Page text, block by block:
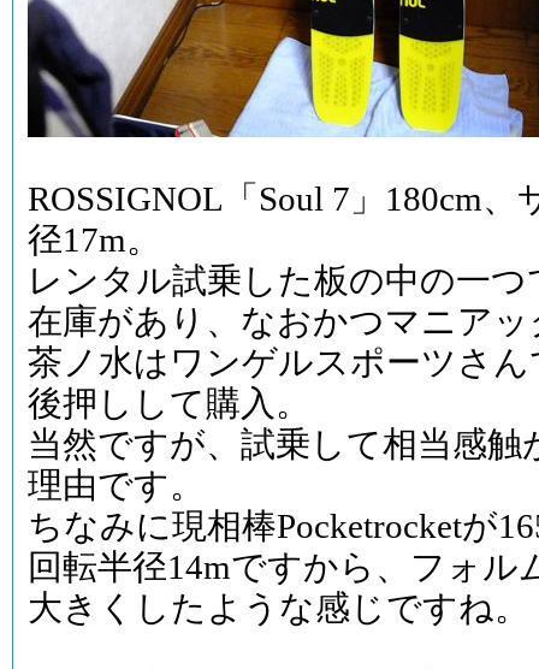
ROSSIGNOL「Soul 7」180cm
径17m。
レンタル試乗した板の中の一
在庫があり、なおかつマニア
茶ノ水はワンゲルスポーツさ
後押しして購入。
当然ですが、試乗して相当感
理由です。
ちなみに現相棒Pocketrocketが
回転半径14mですから、フォ
大きくしたような感じですね。